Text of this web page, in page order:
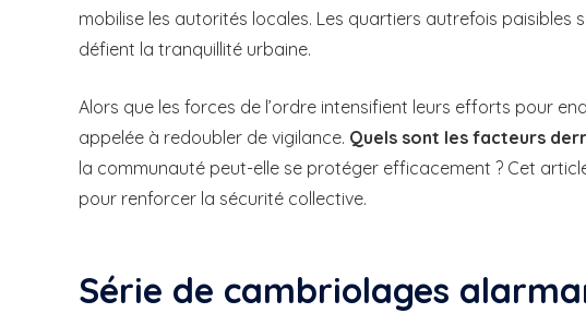
mobilise les autorités locales. Les quartiers autrefois paisibles
défient la tranquillité urbaine.
Alors que les forces de l’ordre intensifient leurs efforts pour
appelée à redoubler de vigilance. Quels sont les facteurs
la communauté peut-elle se protéger efficacement ? Cet
pour renforcer la sécurité collective.
Série de cambriolages